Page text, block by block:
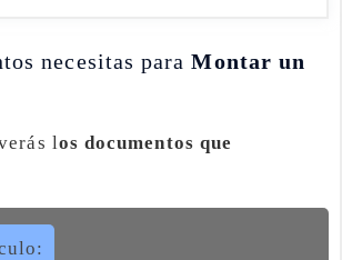
necesitas paraMontar un
los documentos que